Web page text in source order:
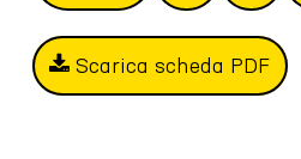
Scarica scheda PDF